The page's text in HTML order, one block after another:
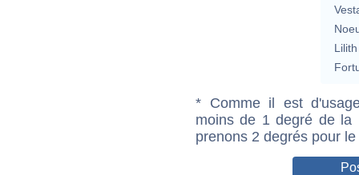
Lilith
* Comme il est
moins de 1 degré de la
prenons 2 degrés pour